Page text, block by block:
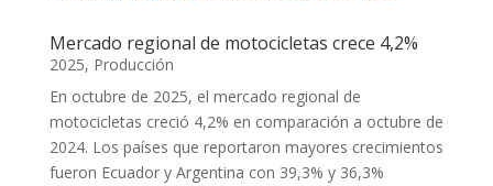
Mercado regional de motocicletas crece 4,2%
2025, Producción
En octubre de 2025, el mercado regional de
motocicletas creció 4,2% en comparación a octubre de
2024. Los países que reportaron mayores crecimientos
fueron Ecuador y Argentina con 39,3% y 36,3%